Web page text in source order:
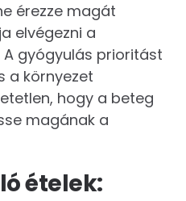
érezze magát
elvégezni a
gyógyulás prioritást
a környezet
hogy a beteg
magának a
ételek: